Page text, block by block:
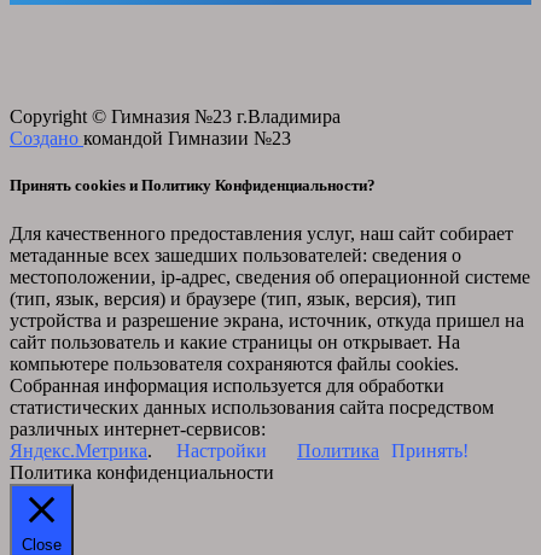
Copyright © Гимназия №23 г.Владимира
Создано командой Гимназии №23
Принять cookies и Политику Конфиденциальности?
Для качественного предоставления услуг, наш сайт собирает
метаданные всех зашедших пользователей: сведения о
местоположении, ip-адрес, сведения об операционной системе
(тип, язык, версия) и браузере (тип, язык, версия), тип
устройства и разрешение экрана, источник, откуда пришел на
сайт пользователь и какие страницы он открывает. На
компьютере пользователя сохраняются файлы cookies.
Собранная информация используется для обработки
статистических данных использования сайта посредством
различных интернет-сервисов:
Яндекс.Метрика. Настройки Политика
Принять!
Политика конфиденциальности
Close